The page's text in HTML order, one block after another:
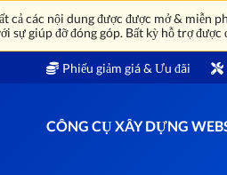
các nội dung được được mở & miễn
sự giúp đỡ đóng góp. Bất kỳ hỗ trợ được
Phiếu giảm giá & Ưu đãi
CÔNG CỤ XÂY DỰNG